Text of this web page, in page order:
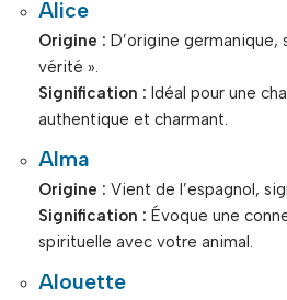
Alice
Origine : D’origine germanique,
vérité ».
Signification : Idéal pour une
authentique et charmant.
Alma
Origine : Vient de l’espagnol,
Signification : Évoque une
spirituelle avec votre animal.
Alouette